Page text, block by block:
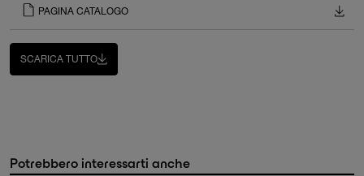
PAGINA CATALOGO
SCARICA TUTTO
Potrebbero interessarti anche